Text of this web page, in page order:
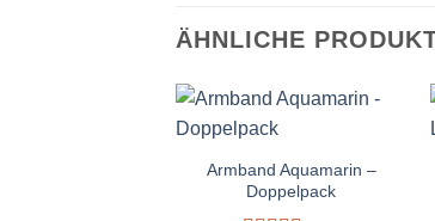
ÄHNLICHE
Armband Aquamarin –
Doppelpack